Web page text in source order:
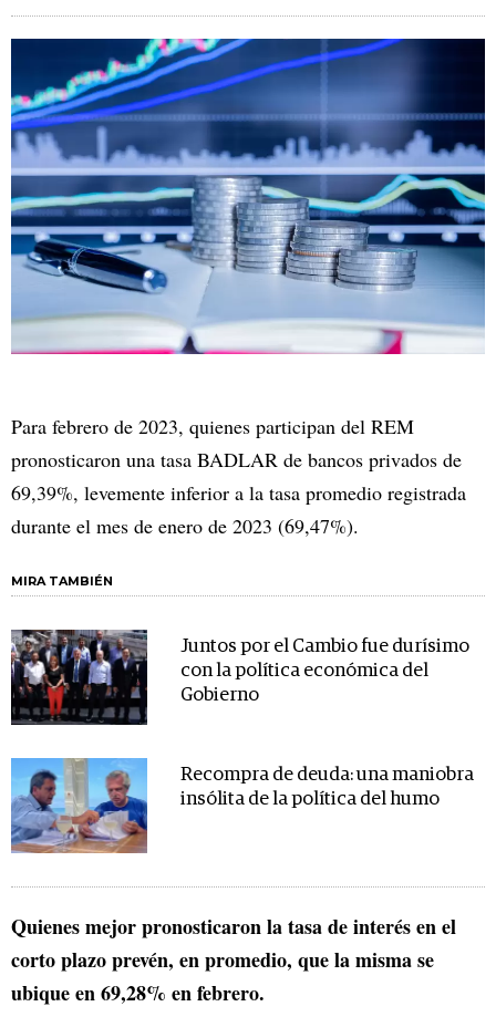
Para febrero de 2023, quienes participan del REM
pronosticaron una tasa BADLAR de bancos privados de
69,39%, levemente inferior a la tasa promedio registrada
durante el mes de enero de 2023 (69,47%).
MIRA TAMBIÉN
Juntos por el Cambio fue durísimo
con la política económica del
Gobierno
Recompra de deuda: una maniobra
insólita de la política del humo
Quienes mejor pronosticaron la tasa de interés en el
corto plazo prevén, en promedio, que la misma se
ubique en 69,28% en febrero.